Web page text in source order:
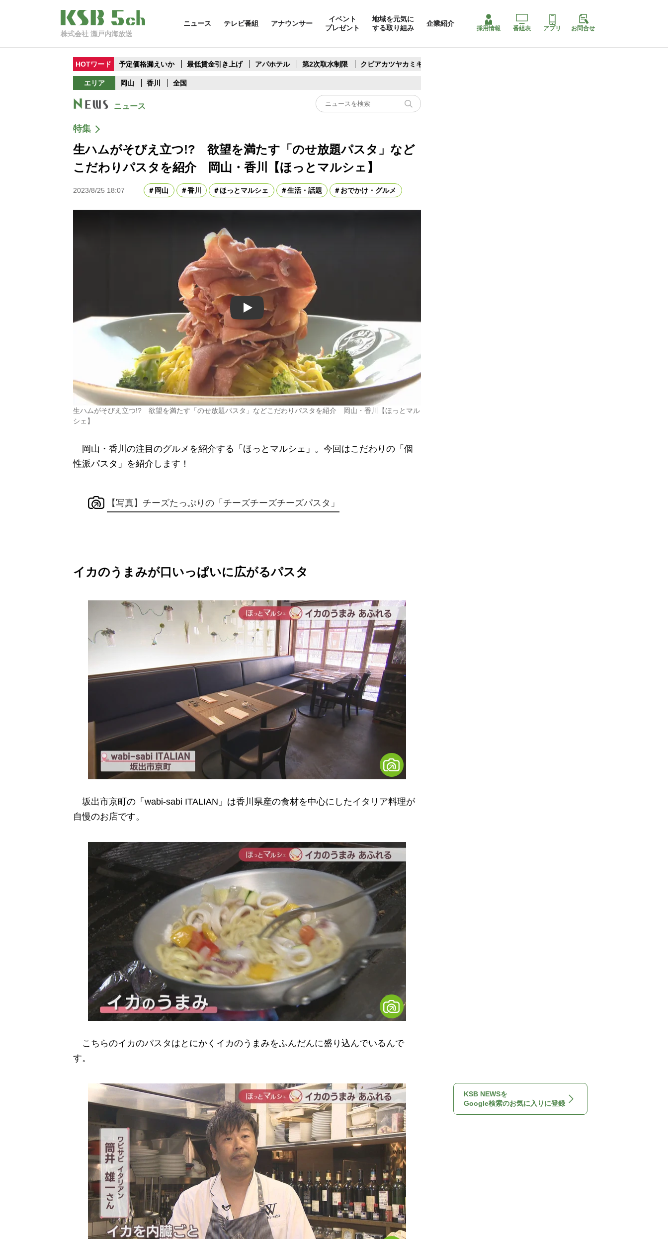
株式会社 瀬戸内海放送
ニュース テレビ番組 アナウンサー
イベント
プレゼント
地域を元気に
する取り組み
企業紹介
採用情報 番組表 アプリ お問合せ
HOTワード 予定価格漏えいか 最低賃金引き上げ アパホテル 第2次取水制限 クビアカツヤカミキリ
エリア 岡山 香川 全国
ニュース
特集
生ハムがそびえ立つ!? 欲望を満たす「のせ放題パスタ」など
こだわりパスタを紹介 岡山・香川【ほっとマルシェ】
2023/8/25 18:07 岡山 香川 ほっとマルシェ 生活・話題 おでかけ・グルメ
Play
生ハムがそびえ立つ!? 欲望を満たす「のせ放題パスタ」などこだわりパスタを紹介 岡山・香川【ほっとマル
シェ】
岡山・香川の注目のグルメを紹介する「ほっとマルシェ」。今回はこだわりの「個
性派パスタ」を紹介します！
【写真】チーズたっぷりの「チーズチーズチーズパスタ」
イカのうまみが口いっぱいに広がるパスタ
坂出市京町の「wabi-sabi ITALIAN」は香川県産の食材を中心にしたイタリア料理が
自慢のお店です。
こちらのイカのパスタはとにかくイカのうまみをふんだんに盛り込んでいるんで
す。
KSB NEWSを
Google検索のお気に入りに登録